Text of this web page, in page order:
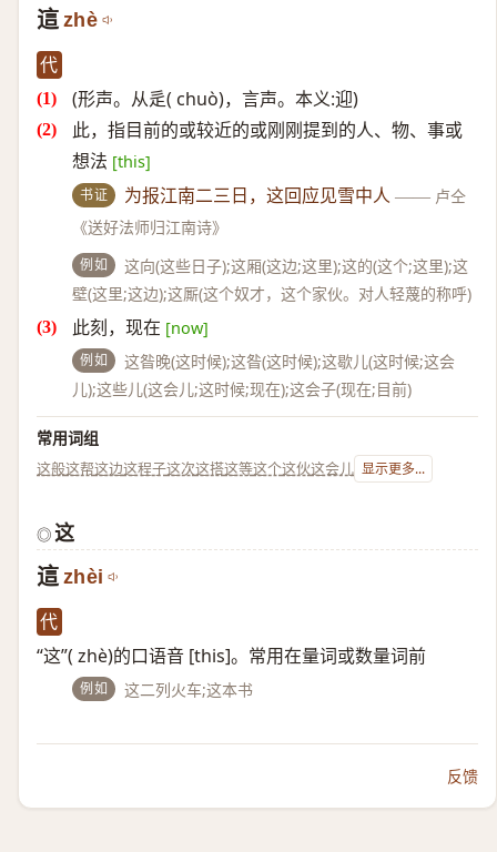
這 zhè
代
(形声。从辵( chuò)，言声。本义:迎)
此，指目前的或较近的或刚刚提到的人、物、事或
想法 [this]
书证 为报江南二三日，这回应见雪中人 —— 卢仝
《送好法师归江南诗》
例如
这向(这些日子);这厢(这边;这里);这的(这个;这里);这
壁(这里;这边);这厮(这个奴才，这个家伙。对人轻蔑的称呼)
此刻，现在 [now]
例如
这昝晚(这时候);这昝(这时候);这歇儿(这时候;这会
儿);这些儿(这会儿;这时候;现在);这会子(现在;目前)
常用词组
这般这帮这边这程子这次这搭这等这个这伙这会儿 显示更多...
◎ 这
這 zhèi
代
“这”( zhè)的口语音 [this]。常用在量词或数量词前
例如 这二列火车;这本书
反馈